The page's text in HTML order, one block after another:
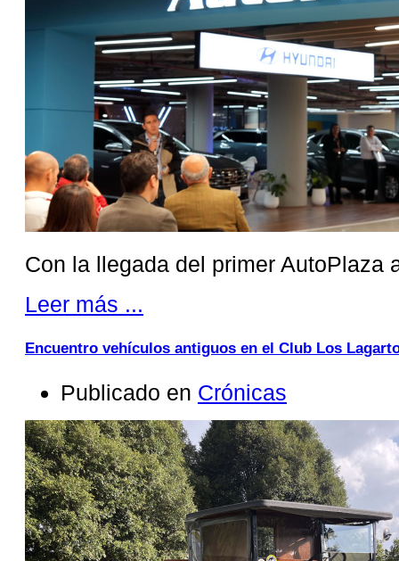
Con la llegada del primer AutoPlaza
Leer más ...
Encuentro vehículos antiguos en el Club Los
Publicado en Crónicas